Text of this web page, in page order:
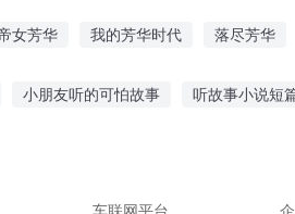
女芳华 我的芳华时代 落尽芳华
小朋友听的可怕故事 听故事小说短
车联网平台